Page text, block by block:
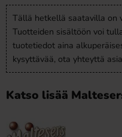
Tällä hetkellä saatavilla on
Tuotteiden sisältöön voi
tuotetiedot aina
kysyttävää, ota yhteyttä
Katso lisää